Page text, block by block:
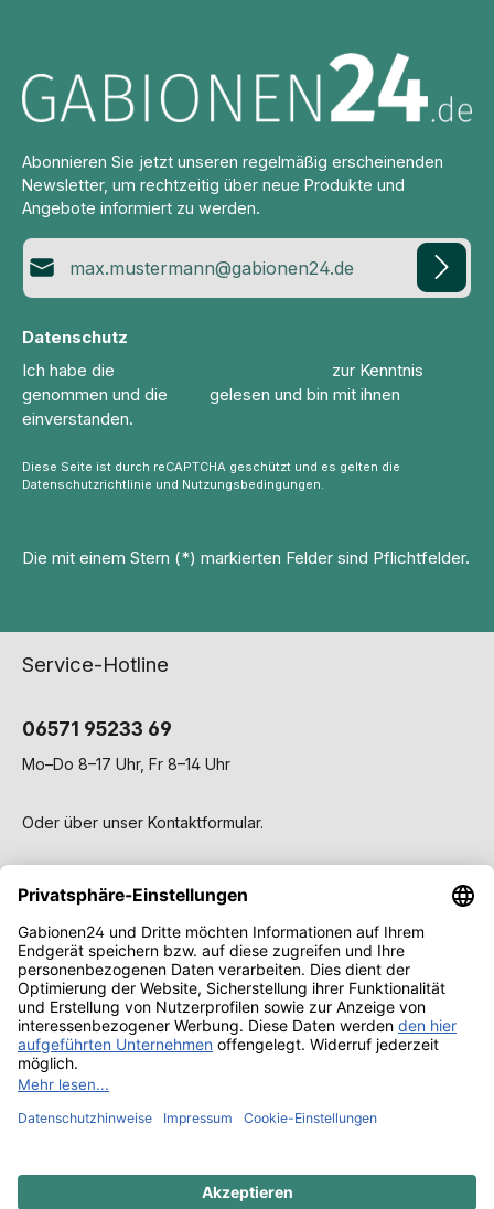
Abonnieren Sie jetzt unseren regelmäßig erscheinenden
Newsletter, um rechtzeitig über neue Produkte und
Angebote informiert zu werden.
E-Mail-Adresse*
Datenschutz
Ich habe die
zur Kenntnis
genommen und die
gelesen und bin mit ihnen
einverstanden.
Diese Seite ist durch reCAPTCHA geschützt und es gelten die
Datenschutzrichtlinie und Nutzungsbedingungen
Die mit einem Stern (*) markierten Felder sind Pflichtfelder.
Service-Hotline
06571 95233 69
Mo–Do 8–17 Uhr, Fr 8–14 Uhr
Oder über unser Kontaktformular.
Service
Gabionen
Wissen & Ratgeber
und ggf. Nachnahmegebühren, wenn nicht
anders angegeben.